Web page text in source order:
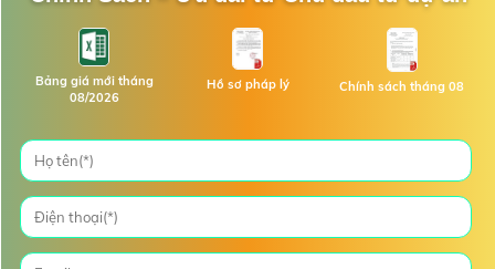
Bảng giá mới tháng
08/2026
Hồ sơ pháp lý Chính sách tháng 08